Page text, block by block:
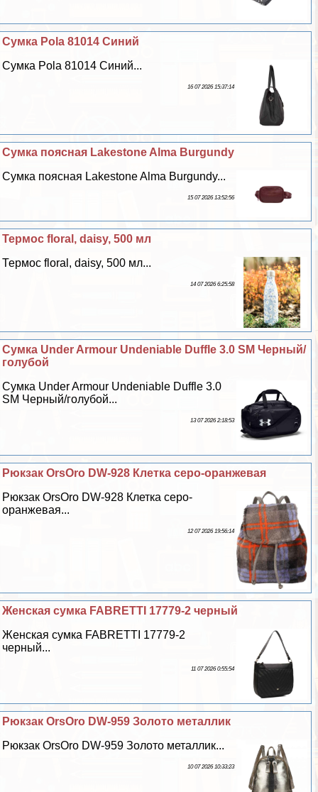
Сумка Pola 81014 Синий
Сумка Pola 81014 Синий...
16 07 2026 15:37:14
Сумка поясная Lakestone Alma Burgundy
Сумка поясная Lakestone Alma Burgundy...
15 07 2026 13:52:56
Термос floral, daisy, 500 мл
Термос floral, daisy, 500 мл...
14 07 2026 6:25:58
Сумка Under Armour Undeniable Duffle 3.0 SM Черный/
гoлyбой
Сумка Under Armour Undeniable Duffle 3.0
SM Черный/гoлyбой...
13 07 2026 2:18:53
Рюкзак OrsOro DW-928 Клетка серо-оранжевая
Рюкзак OrsOro DW-928 Клетка серо-
оранжевая...
12 07 2026 19:56:14
Женская сумка FABRETTI 17779-2 черный
Женская сумка FABRETTI 17779-2
черный...
11 07 2026 0:55:54
Рюкзак OrsOro DW-959 Золото металлик
Рюкзак OrsOro DW-959 Золото металлик...
10 07 2026 10:33:23